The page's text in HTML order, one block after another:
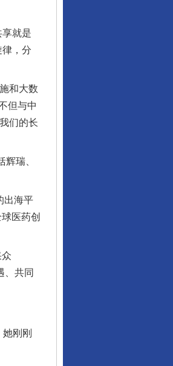
就是
，分
和大数
但与中
们的长
瑞、
出海平
医药创
、共同
刚刚